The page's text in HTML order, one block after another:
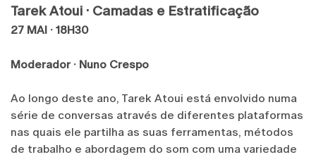
Tarek Atoui · Camadas e Estratificação
27 MAI · 18H30
Moderador · Nuno Crespo
Ao longo deste ano, Tarek Atoui está envolvido numa
série de conversas através de diferentes plataformas
nas quais ele partilha as suas ferramentas, métodos
de trabalho e abordagem do som com uma variedade